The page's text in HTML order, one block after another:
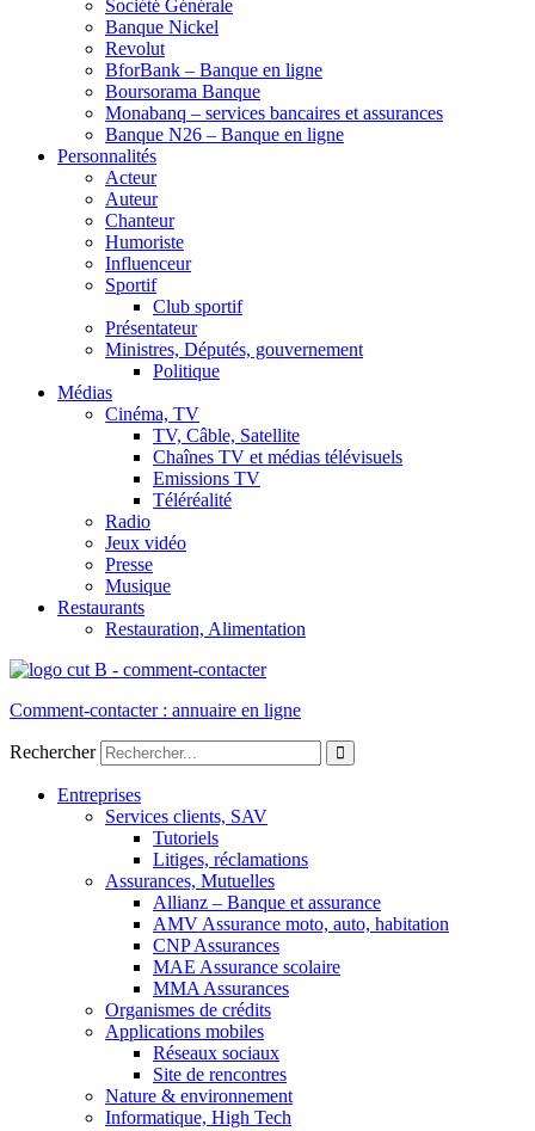
Société Générale
Banque Nickel
Revolut
BforBank – Banque en ligne
Boursorama Banque
Monabanq – services bancaires et assurances
Banque N26 – Banque en ligne
Personnalités
Acteur
Auteur
Chanteur
Humoriste
Influenceur
Sportif
Club sportif
Présentateur
Ministres, Députés, gouvernement
Politique
Médias
Cinéma, TV
TV, Câble, Satellite
Chaînes TV et médias télévisuels
Emissions TV
Téléréalité
Radio
Jeux vidéo
Presse
Musique
Restaurants
Restauration, Alimentation
Comment-contacter : annuaire en ligne
Rechercher
Entreprises
Services clients, SAV
Tutoriels
Litiges, réclamations
Assurances, Mutuelles
Allianz – Banque et assurance
AMV Assurance moto, auto, habitation
CNP Assurances
MAE Assurance scolaire
MMA Assurances
Organismes de crédits
Applications mobiles
Réseaux sociaux
Site de rencontres
Nature & environnement
Informatique, High Tech